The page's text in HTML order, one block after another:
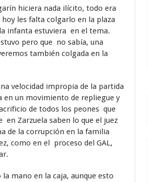
hiciera nada ilícito, todo era
les falta colgarlo en la plaza
infanta estuviera en el tema.
pero que no sabía, una
también colgada en la
velocidad impropia de la partida
en un movimiento de repliegue y
de todos los peones que
Zarzuela saben lo que el juez
de la corrupción en la familia
como en el proceso del GAL,
mano en la caja, aunque esto